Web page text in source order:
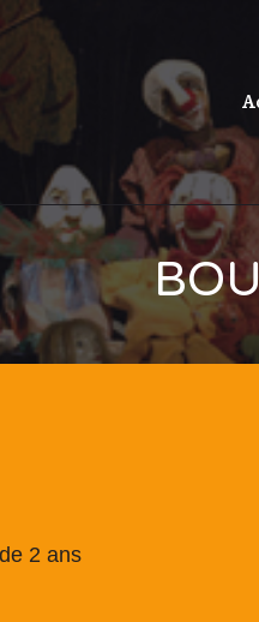
2 ans